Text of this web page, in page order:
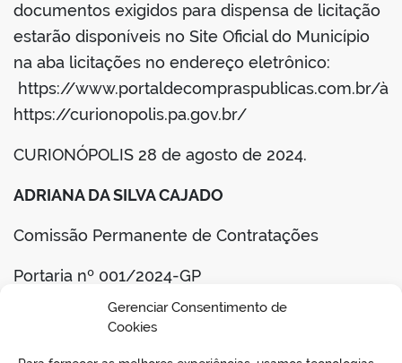
Gerenciar Consentimento de
Cookies
documentos exigidos para dispensa de licitação
estarão disponíveis no Site Oficial do Município
na aba licitações no endereço eletrônico:
https://www.portaldecompraspublicas.com.br/à
https://curionopolis.pa.gov.br/
CURIONÓPOLIS 28 de agosto de 2024.
ADRIANA DA SILVA CAJADO
Comissão Permanente de Contratações
Portaria nº 001/2024-GP
BAIXAR TERMO DE REFERENCIA